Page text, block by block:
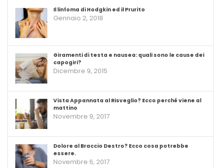
Il linfoma di Hodgkin ed il Prurito
Gennaio 2, 2018
Giramenti di testa e nausea: quali sono le cause dei
capogiri?
Dicembre 9, 2015
Vista Appannata al Risveglio? Ecco perché viene al
mattino
Novembre 9, 2017
Dolore al Braccio Destro? Ecco cosa potrebbe
essere.
Novembre 6, 2017